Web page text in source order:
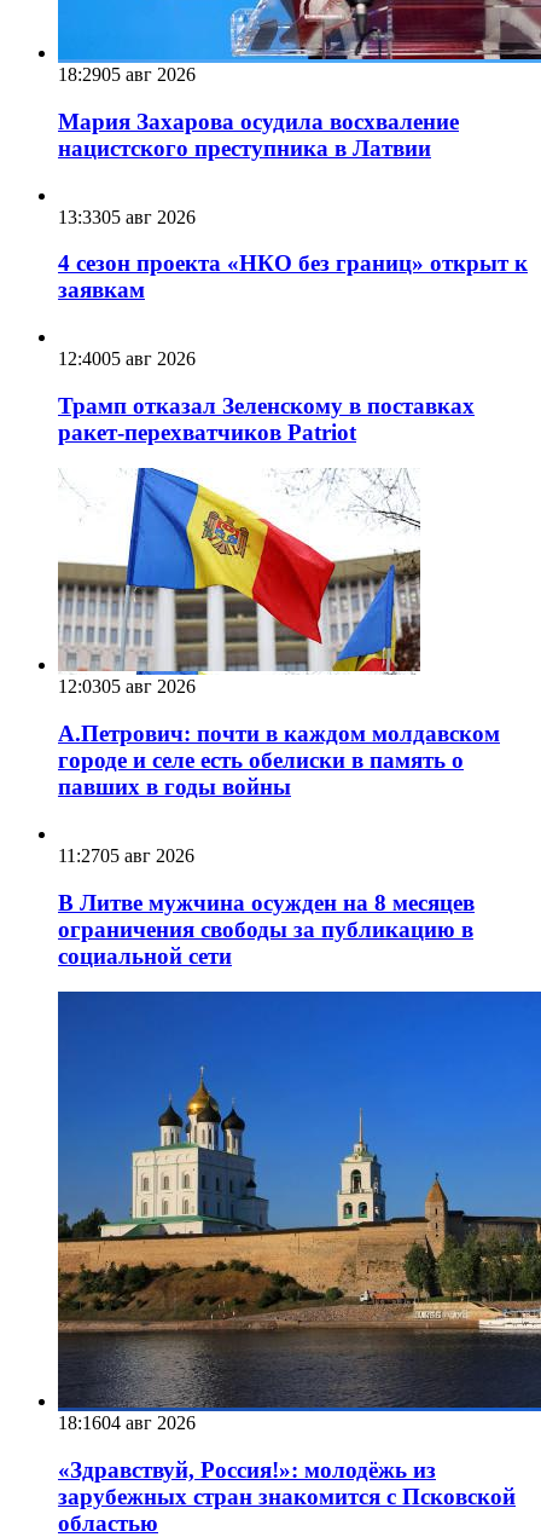
18:2905 авг 2026
Мария Захарова осудила восхваление
нацистского преступника в Латвии
13:3305 авг 2026
4 сезон проекта «НКО без границ» открыт к
заявкам
12:4005 авг 2026
Трамп отказал Зеленскому в поставках
ракет-перехватчиков Patriot
12:0305 авг 2026
А.Петрович: почти в каждом молдавском
городе и селе есть обелиски в память о
павших в годы войны
11:2705 авг 2026
В Литве мужчина осужден на 8 месяцев
ограничения свободы за публикацию в
социальной сети
18:1604 авг 2026
«Здравствуй, Россия!»: молодёжь из
зарубежных стран знакомится с Псковской
областью